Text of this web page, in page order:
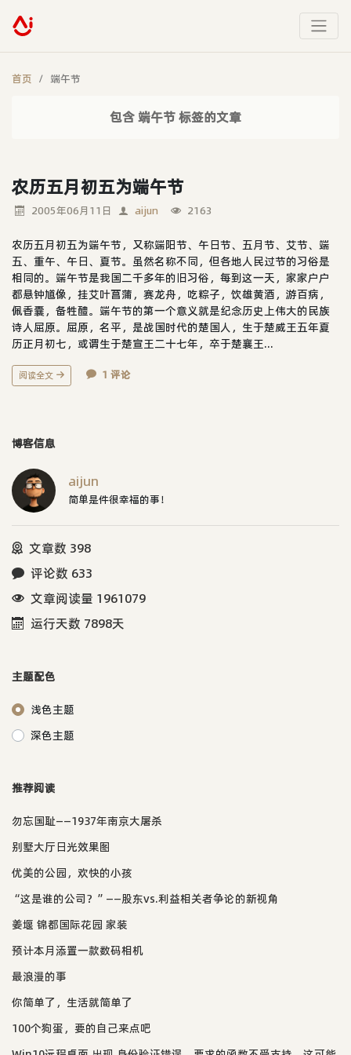
首页 端午节
包含 端午节 标签的文章
农历五月初五为端午节
2005年06月11日 aijun 2163
农历五月初五为端午节，又称端阳节、午日节、五月节、艾节、端
五、重午、午日、夏节。虽然名称不同，但各地人民过节的习俗是
相同的。端午节是我国二千多年的旧习俗，每到这一天，家家户户
都悬钟馗像，挂艾叶菖蒲，赛龙舟，吃粽子，饮雄黄酒，游百病，
佩香囊，备牲醴。端午节的第一个意义就是纪念历史上伟大的民族
诗人屈原。屈原，名平，是战国时代的楚国人，生于楚威王五年夏
历正月初七，或谓生于楚宣王二十七年，卒于楚襄王...
阅读全文 1 评论
博客信息
aijun
简单是件很幸福的事！
文章数 398
评论数 633
文章阅读量 1961079
运行天数 7898天
主题配色
浅色主题
深色主题
推荐阅读
勿忘国耻——1937年南京大屠杀
别墅大厅日光效果图
优美的公园，欢快的小孩
“这是谁的公司？”——股东vs.利益相关者争论的新视角
姜堰 锦都国际花园 家装
预计本月添置一款数码相机
最浪漫的事
你简单了，生活就简单了
100个狗蛋，要的自己来点吧